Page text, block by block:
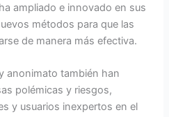
ampliado e innovado en sus
métodos para que las
de manera más efectiva.
anonimato también han
polémicas y riesgos,
y usuarios inexpertos en el